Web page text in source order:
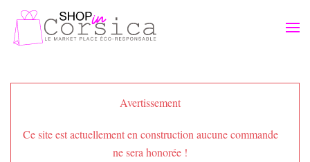
Passer au contenu principal
Avertissement
Ce site est actuellement en construction aucune commande
ne sera honorée !